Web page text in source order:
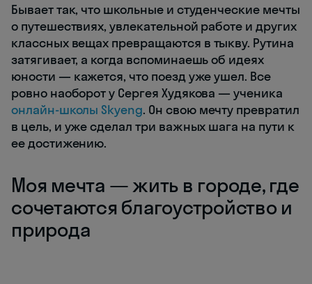
Бывает так, что школьные и студенческие мечты
о путешествиях, увлекательной работе и других
классных вещах превращаются в тыкву. Рутина
затягивает, а когда вспоминаешь об идеях
юности — кажется, что поезд уже ушел. Все
ровно наоборот у Сергея Худякова — ученика
онлайн-школы Skyeng. Он свою мечту превратил
в цель, и уже сделал три важных шага на пути к
ее достижению.
Моя мечта — жить в городе, где
сочетаются благоустройство и
природа